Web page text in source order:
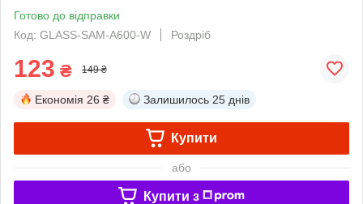
Готово до відправки
Код: GLASS-SAM-A600-W
Роздріб
123 ₴ 149 ₴
Економія 26 ₴ Залишилось 25 днів
Купити
або
Купити з